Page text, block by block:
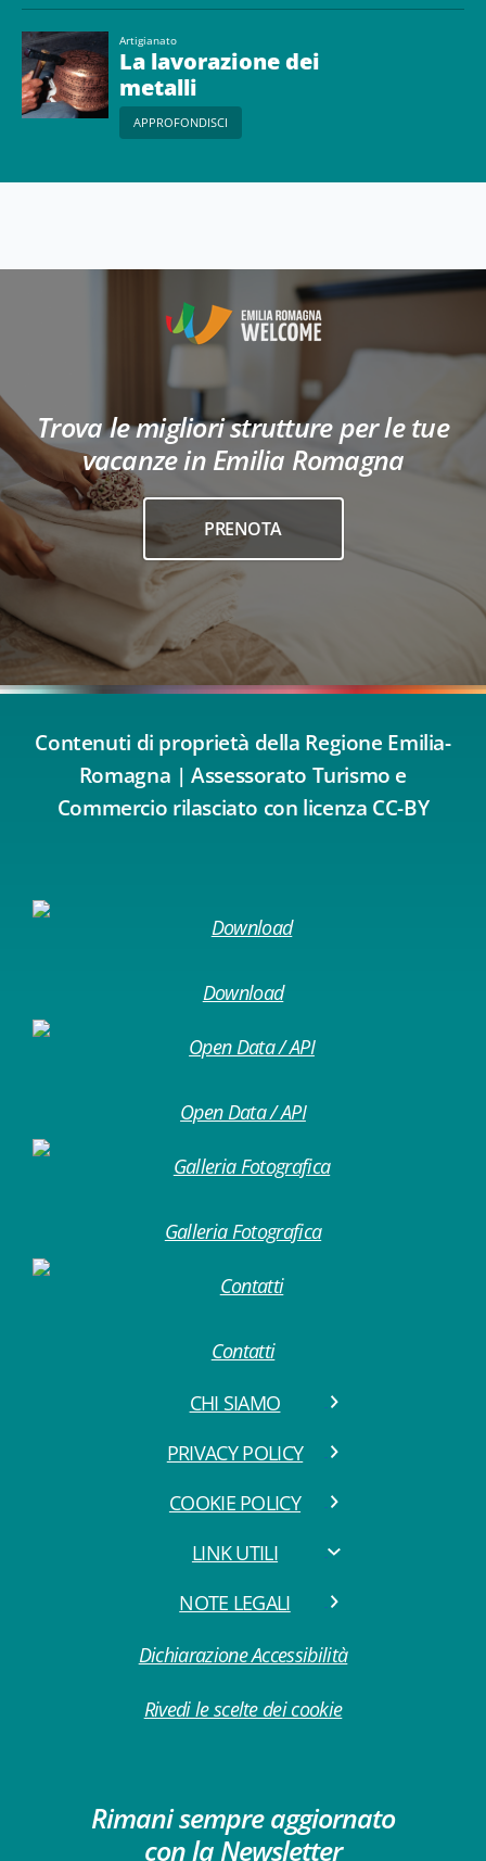
Artigianato
La lavorazione dei
metalli
APPROFONDISCI
Trova le migliori strutture per le tue
vacanze in Emilia Romagna
PRENOTA
Contenuti di proprietà della Regione Emilia-
Romagna | Assessorato Turismo e
Commercio rilasciato con licenza CC-BY
Download
Open Data / API
Galleria Fotografica
Contatti
CHI SIAMO
PRIVACY POLICY
COOKIE POLICY
LINK UTILI
NOTE LEGALI
Dichiarazione Accessibilità
Rivedi le scelte dei cookie
Rimani sempre aggiornato
con la Newsletter